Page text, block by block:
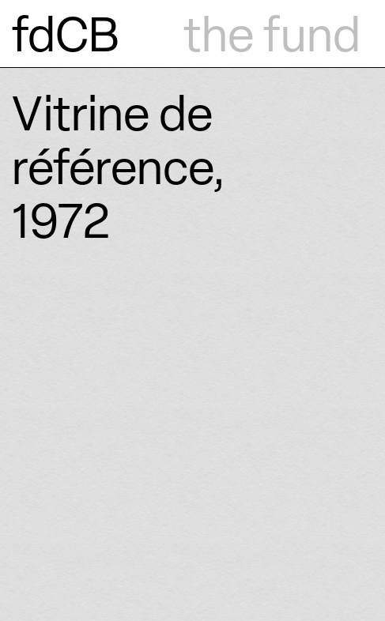
fdCB the fund
Vitrine de
référence,
1972